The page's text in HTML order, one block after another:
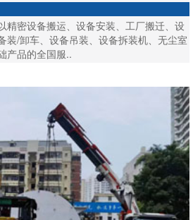
精密设备搬运、设备安装、工厂搬迁、设
装/卸车、设备吊装、设备拆装机、无尘室
产品的全国服..